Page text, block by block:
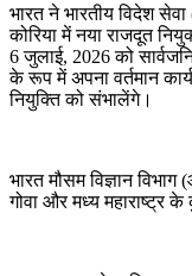
भारत ने भारतीय विदेश
कोरिया में नया राजदूत
6 जुलाई, 2026 को
के रूप में अपना वर्तमान
नियुक्ति को संभालेंगे।
भारत मौसम विज्ञान
गोवा और मध्य महाराष्ट्र के